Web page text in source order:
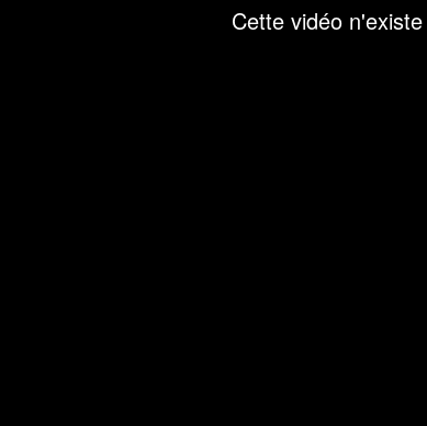
Cette vidéo